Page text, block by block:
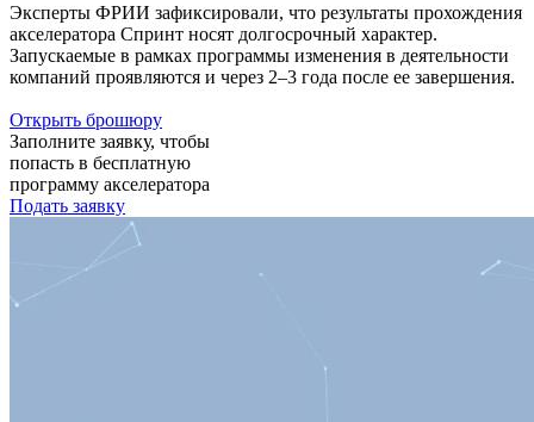
Эксперты ФРИИ зафиксировали, что результаты прохождения
акселератора Спринт носят долгосрочный характер.
Запускаемые в рамках программы изменения в деятельности
компаний проявляются и через 2–3 года после ее завершения.
Открыть брошюру
Заполните заявку, чтобы
попасть в бесплатную
программу акселератора
Подать заявку